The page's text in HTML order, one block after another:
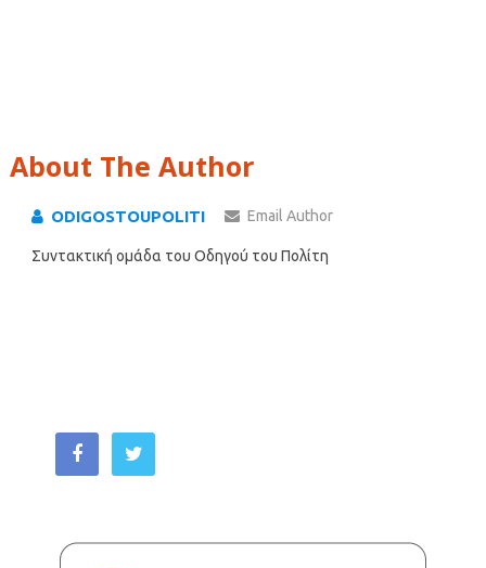
About The Author
ODIGOSTOUPOLITI Email Author
Συντακτική ομάδα του Οδηγού του Πολίτη